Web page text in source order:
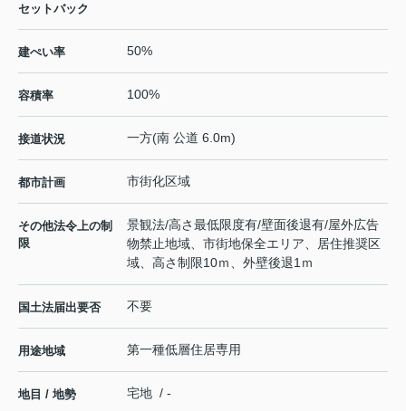
セットバック
建ぺい率 50%
容積率 100%
接道状況 一方(南 公道 6.0m)
都市計画 市街化区域
その他法令上の制
限
景観法/高さ最低限度有/壁面後退有/屋外広告
物禁止地域、市街地保全エリア、居住推奨区
域、高さ制限10ｍ、外壁後退1ｍ
国土法届出要否 不要
用途地域 第一種低層住居専用
地目 / 地勢 宅地 / -